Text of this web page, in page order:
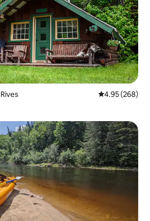
平均评分 4.95
4.95 (268)